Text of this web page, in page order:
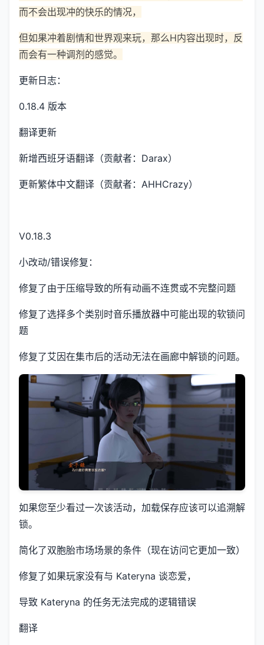
而不会出现冲的快乐的情况，
但如果冲着剧情和世界观来玩，那么H内容出现时，反
而会有一种调剂的感觉。
更新日志：
0.18.4 版本
翻译更新
新增西班牙语翻译（贡献者：Darax）
更新繁体中文翻译（贡献者：AHHCrazy）
V0.18.3
小改动/错误修复：
修复了由于压缩导致的所有动画不连贯或不完整问题
修复了选择多个类别时音乐播放器中可能出现的软锁问
题
修复了艾因在集市后的活动无法在画廊中解锁的问题。
如果您至少看过一次该活动，加载保存应该可以追溯解
锁。
简化了双胞胎市场场景的条件（现在访问它更加一致）
修复了如果玩家没有与 Kateryna 谈恋爱，
导致 Kateryna 的任务无法完成的逻辑错误
翻译